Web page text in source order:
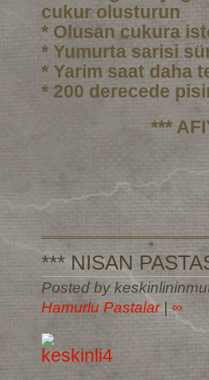
cukur olusturun
* Olusan cukura
* Yumurta sarisi
* Yarim saat daha
* 200 derecede
*** AFIYET
*** NISAN
Posted by
Hamurlu Pastalar |∞